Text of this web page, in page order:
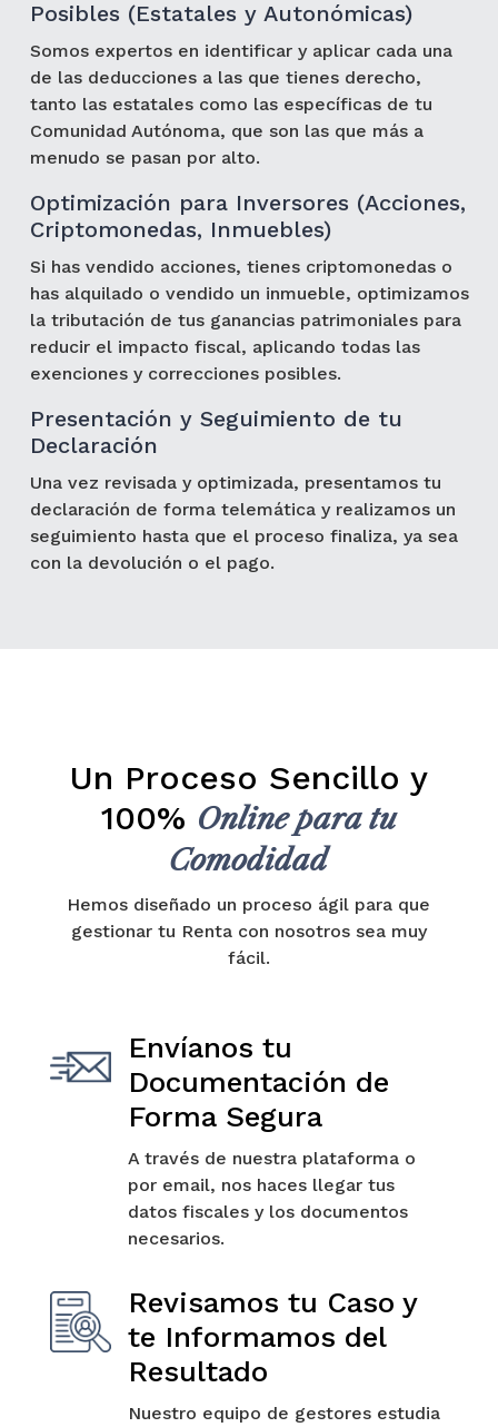
Posibles (Estatales y Autonómicas)
Somos expertos en identificar y aplicar cada una
de las deducciones a las que tienes derecho,
tanto las estatales como las específicas de tu
Comunidad Autónoma, que son las que más a
menudo se pasan por alto.
Optimización para Inversores (Acciones,
Criptomonedas, Inmuebles)
Si has vendido acciones, tienes criptomonedas o
has alquilado o vendido un inmueble, optimizamos
la tributación de tus ganancias patrimoniales para
reducir el impacto fiscal, aplicando todas las
exenciones y correcciones posibles.
Presentación y Seguimiento de tu
Declaración
Una vez revisada y optimizada, presentamos tu
declaración de forma telemática y realizamos un
seguimiento hasta que el proceso finaliza, ya sea
con la devolución o el pago.
Un Proceso Sencillo y
100% Online para tu
Comodidad
Hemos diseñado un proceso ágil para que
gestionar tu Renta con nosotros sea muy
fácil.
Envíanos tu
Documentación de
Forma Segura
A través de nuestra plataforma o
por email, nos haces llegar tus
datos fiscales y los documentos
necesarios.
Revisamos tu Caso y
te Informamos del
Resultado
Nuestro equipo de gestores estudia